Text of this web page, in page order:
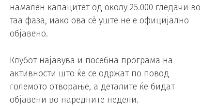
намален капацитет од околу 25.000 гледачи во
таа фаза, иако ова сè уште не е официјално
објавено.
Клубот најавува и посебна програма на
активности што ќе се одржат по повод
големото отворање, а деталите ќе бидат
објавени во наредните недели.